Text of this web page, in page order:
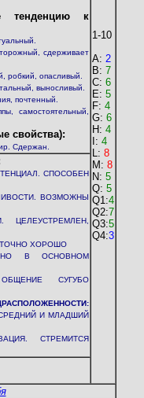
1-10
A: 2
B: 7
C: 6
E: 5
F: 4
G: 6
H: 4
I: 4
L: 8
M: 8
N: 5
Q: 5
Q1:4
Q2:7
Q3:5
Q4:3
тенденцию к
сдерживает
робкий, опасливый.
выносливый.
почтенный.
самостоятельный,
свойства):
Сдержан.
СПОСОБЕН
ВОЗМОЖНЫ
ХОРОШО
В ОСНОВНОМ
СУГУБО
И МЛАДШИЙ
СТРЕМИТСЯ